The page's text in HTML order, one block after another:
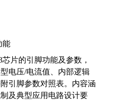
能
片的引脚功能及参数，
电压/电流值、内部逻辑
引脚参数对照表。内容涵
及典型应用电路设计要